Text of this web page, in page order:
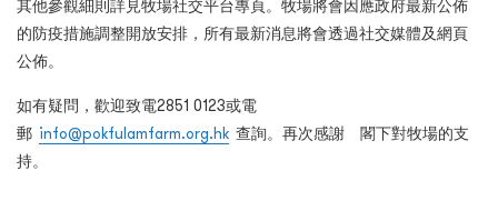
其他參觀細則詳見牧場社交平台專頁。牧場將會因應政府最新公佈
的防疫措施調整開放安排，所有最新消息將會透過社交媒體及網頁
公佈。
如有疑問，歡迎致電2851 0123或電
郵 info@pokfulamfarm.org.hk 查詢。再次感謝 閣下對牧場的支
持。